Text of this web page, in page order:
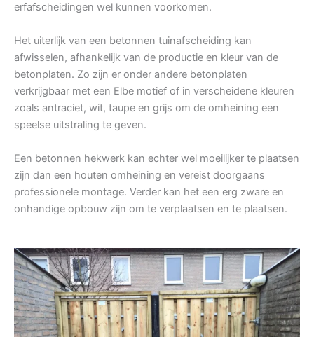
erfafscheidingen wel kunnen voorkomen.
Het uiterlijk van een betonnen tuinafscheiding kan
afwisselen, afhankelijk van de productie en kleur van de
betonplaten. Zo zijn er onder andere betonplaten
verkrijgbaar met een Elbe motief of in verscheidene kleuren
zoals antraciet, wit, taupe en grijs om de omheining een
speelse uitstraling te geven.
Een betonnen hekwerk kan echter wel moeilijker te plaatsen
zijn dan een houten omheining en vereist doorgaans
professionele montage. Verder kan het een erg zware en
onhandige opbouw zijn om te verplaatsen en te plaatsen.